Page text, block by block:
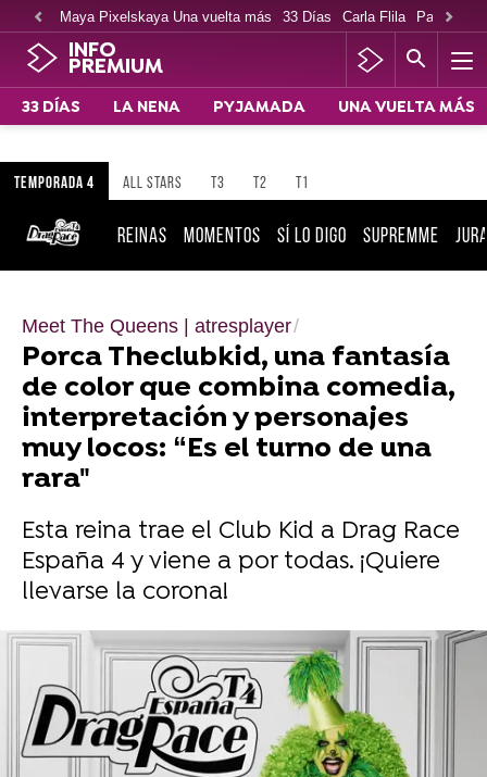
Maya Pixelskaya Una vuelta más 33 Días Carla Flila Paco
INFO
PREMIUM
33 DÍAS LA NENA PYJAMADA UNA VUELTA MÁS
TEMPORADA 4 ALL STARS T3 T2 T1
REINAS MOMENTOS SÍ LO DIGO SUPREMME
Meet The Queens | atresplayer
Porca Theclubkid, una fantasía
de color que combina comedia,
interpretación y personajes
muy locos: “Es el turno de una
rara"
Esta reina trae el Club Kid a Drag Race
España 4 y viene a por todas. ¡Quiere
llevarse la corona!